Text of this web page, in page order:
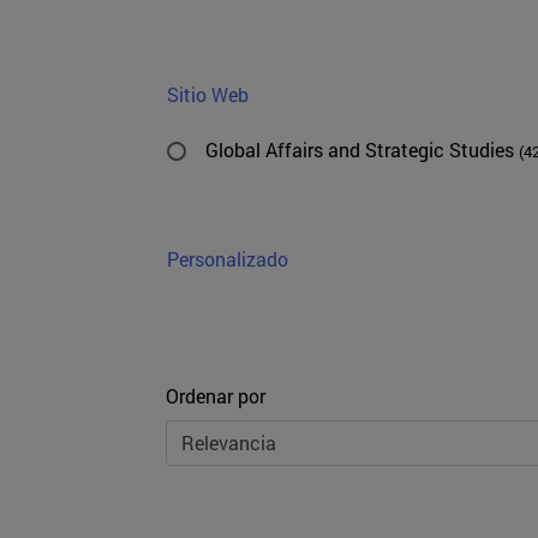
Sitio Web
Global Affairs and Strategic Studies
Personalizado
Ordenar
Ordenar por